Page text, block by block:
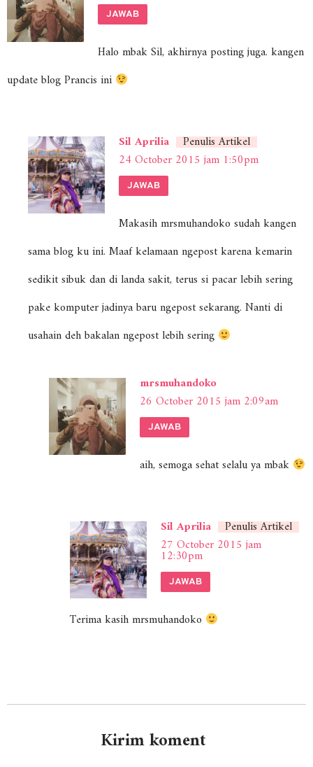
JAWAB
Halo mbak Sil, akhirnya posting juga. kangen
update blog Prancis ini
Sil Aprilia
Penulis Artikel
24 October 2015 jam 1:50pm
JAWAB
Makasih mrsmuhandoko sudah kangen
sama blog ku ini. Maaf kelamaan ngepost karena kemarin
sedikit sibuk dan di landa sakit, terus si pacar lebih sering
pake komputer jadinya baru ngepost sekarang. Nanti di
usahain deh bakalan ngepost lebih sering
mrsmuhandoko
26 October 2015 jam 2:09am
JAWAB
aih, semoga sehat selalu ya mbak
Sil Aprilia
Penulis Artikel
27 October 2015 jam
12:30pm
JAWAB
Terima kasih mrsmuhandoko
Kirim koment